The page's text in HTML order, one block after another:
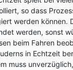
so dass
werden können.
werden, sonst
beim Fahren
in Echtzeit
muss